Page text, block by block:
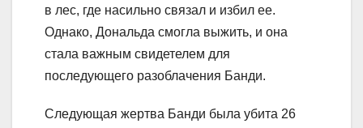
в лес, где насильно связал и избил ее.
Однако, Дональда смогла выжить, и она
стала важным свидетелем для
последующего разоблачения Банди.
Следующая жертва Банди была убита 26